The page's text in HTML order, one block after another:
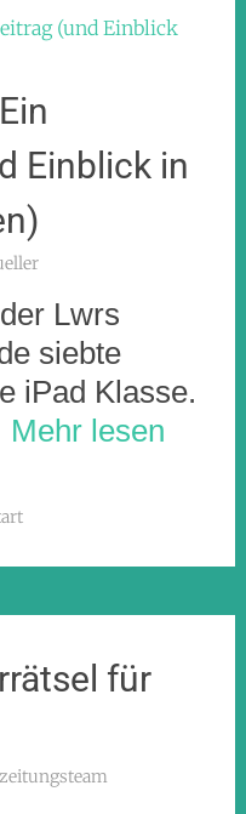
Einblick in
Lwrs
siebte
iPad Klasse.
Mehr lesen
für